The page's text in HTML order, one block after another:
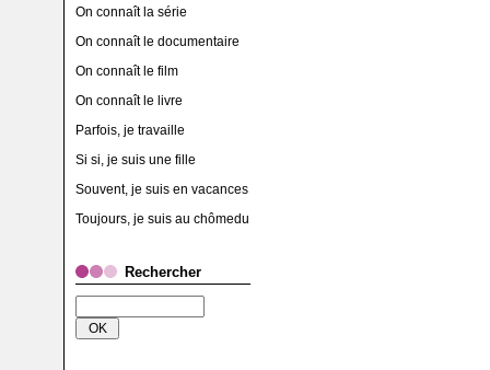
On connaît la série
On connaît le documentaire
On connaît le film
On connaît le livre
Parfois, je travaille
Si si, je suis une fille
Souvent, je suis en vacances
Toujours, je suis au chômedu
Rechercher